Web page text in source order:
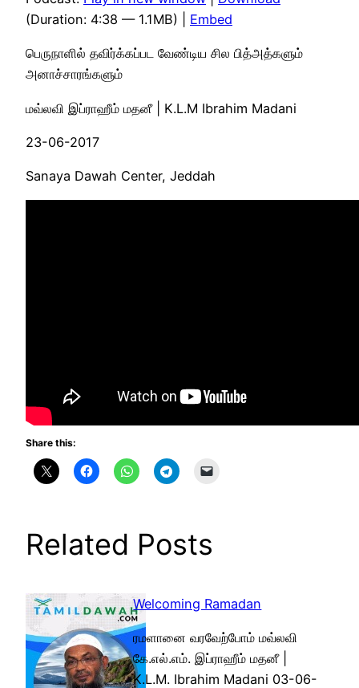
(Duration: 4:38 — 1.1MB) | Embed
பெருநாளில் தவிர்க்கப்பட வேண்டிய சில பித்அத்களும்
அனாச்சாரங்களும்
மவ்லவி இப்ராஹீம் மதனீ | K.L.M Ibrahim Madani
23-06-2017
Sanaya Dawah Center, Jeddah
Share this:
Related Posts
Welcoming Ramadan
ரமளானை வரவேற்போம் மவ்லவி
கே.எல்.எம். இப்ராஹீம் மதனீ |
K.L.M. Ibrahim Madani 03-06-